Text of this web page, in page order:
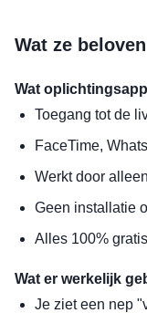
Wat ze
Wat
Toegang tot de
FaceTime,
Werkt door
Geen installatie
Alles 100% gratis
Wat er werkelijk
Je ziet een nep